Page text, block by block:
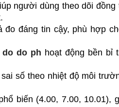
người dùng theo dõi
đáng tin cậy, phù hợp
do do ph hoạt động bền bỉ
số theo nhiệt độ môi
biến (4.00, 7.00, 10.01),